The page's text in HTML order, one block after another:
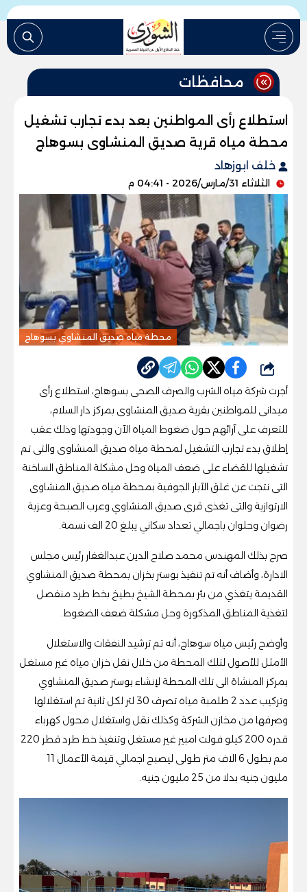
محافظات
استطلاع رأى المواطنين بعد بدء تجارب تشغيل
محطة مياه قرية صديق المنشاوى بسوهاج
خلف ابوزهاد
الثلاثاء 31/مارس/2026 - 04:41 م
محطة مياه صديق المنشاوي بسوهاج
شارك
أجرت شركة مياه الشرب والصرف الصحى بسوهاج، استطلاع رأى
ميدانى للمواطنين بقرية صديق المنشاوى بمركز دار السلام،
للتعرف على آرائهم حول ضغوط المياه الآن وجودتها وذلك عقب
إطلاق بدء تجارب التشغيل لمحطة مياه صديق المنشاوى والتى تم
تشغيلها للقضاء على ضعف المياه وحل مشكلة المناطق الساخنة
التى نتجت عن غلق الآبار الجوفية بمحطة مياه صديق المنشاوى
الارتوازية والتى تغذى قرى صديق المنشاوي وعرب الصبحة وعزبة
رضوان وحلوان باجمالي تعداد سكاني يبلغ 20 الف نسمة.
صرح بذلك المهندس محمد صلاح الدين عبدالغفار رئيس مجلس
الادارة، وأضاف أنه تم تنفيذ بوستر بخزان بمحطة صديق المنشاوي
القديمة يتغذي من بئر بمحطة الشيخ بطيخ بخط طرد منفصل
لتغذية المناطق المذكورة وحل مشكلة ضعف الضغوط.
وأوضح رئيس مياه سوهاج، أنه تم ترشيد النفقات والاستغلال
الأمثل للأصول لتلك المحطة من خلال نقل خزان مياه غير مستغل
بمركز المنشاة الى تلك المحطة لإنشاء بوستر صديق المنشاوي
وتركيب عدد 2 طلمبة مياه تصرف 30 لتر لكل ثانية تم استغلالها
وصرفها من مخازن الشركة وكذلك نقل واستغلال محول كهرباء
قدره 200 كيلو فولت امبير غير مستغل وتنفيذ خط طرد قطر 220
مم بطول 6 الاف متر طولى ليصبح اجمالي قيمة الأعمال 11
مليون جنيه بدلا من 25 مليون جنيه.